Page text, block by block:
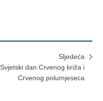
Sljedeća
Svjetski dan Crvenog križa i
Crvenog polumjeseca